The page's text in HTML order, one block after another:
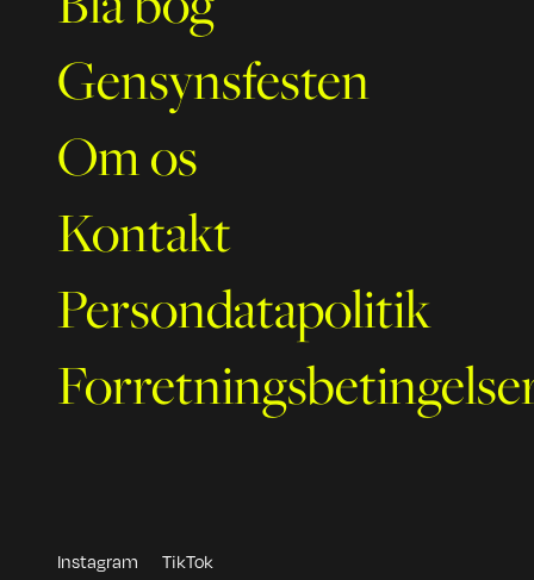
Gensynsfesten
Om os
Kontakt
Persondatapolitik
Instagram TikTok